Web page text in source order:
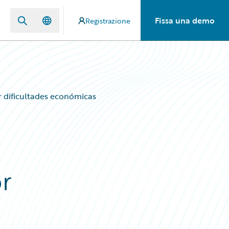
Registrazione Fissa una demo
dificultades económicas